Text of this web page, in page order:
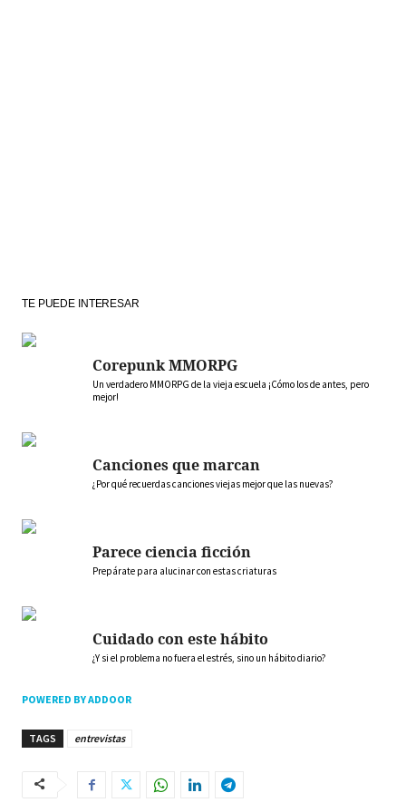
TE PUEDE INTERESAR
Corepunk MMORPG
Un verdadero MMORPG de la vieja escuela ¡Cómo los de antes, pero
mejor!
Canciones que marcan
¿Por qué recuerdas canciones viejas mejor que las nuevas?
Parece ciencia ficción
Prepárate para alucinar con estas criaturas
Cuidado con este hábito
¿Y si el problema no fuera el estrés, sino un hábito diario?
POWERED BY ADDOOR
TAGS entrevistas